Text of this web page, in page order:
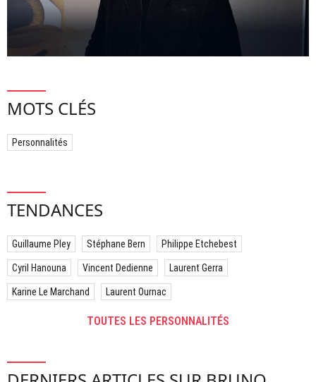
MOTS CLÉS
Personnalités
TENDANCES
Guillaume Pley Stéphane Bern Philippe Etchebest
Cyril Hanouna Vincent Dedienne Laurent Gerra
Karine Le Marchand Laurent Ournac
TOUTES LES PERSONNALITÉS